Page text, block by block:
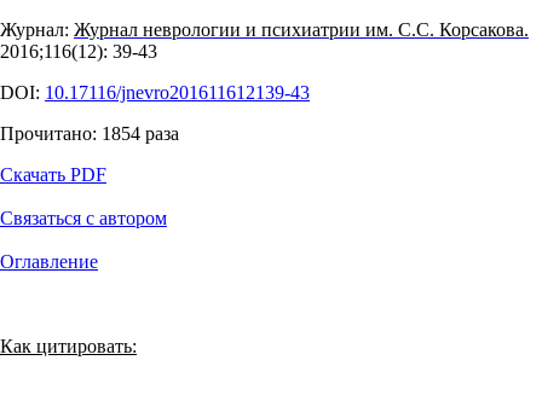
Журнал: Журнал неврологии и психиатрии им. С.С. Корсакова.
2016;116(12): 39‑43
DOI: 10.17116/jnevro201611612139-43
Прочитано: 1854 раза
Скачать PDF
Связаться с автором
Оглавление
Как цитировать: